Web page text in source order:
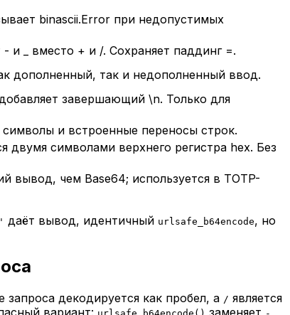
binascii.Error при недопустимых
и _ вместо + и /. Сохраняет паддинг =.
дополненный, так и недополненный ввод.
завершающий \n. Только для
и встроенные переносы строк.
двумя символами верхнего регистра hex. Без
вывод, чем Base64; используется в TOTP-
даёт вывод, идентичный urlsafe_b64encode, но
запроса декодируется как пробел, а / является
вариант:
заменяет